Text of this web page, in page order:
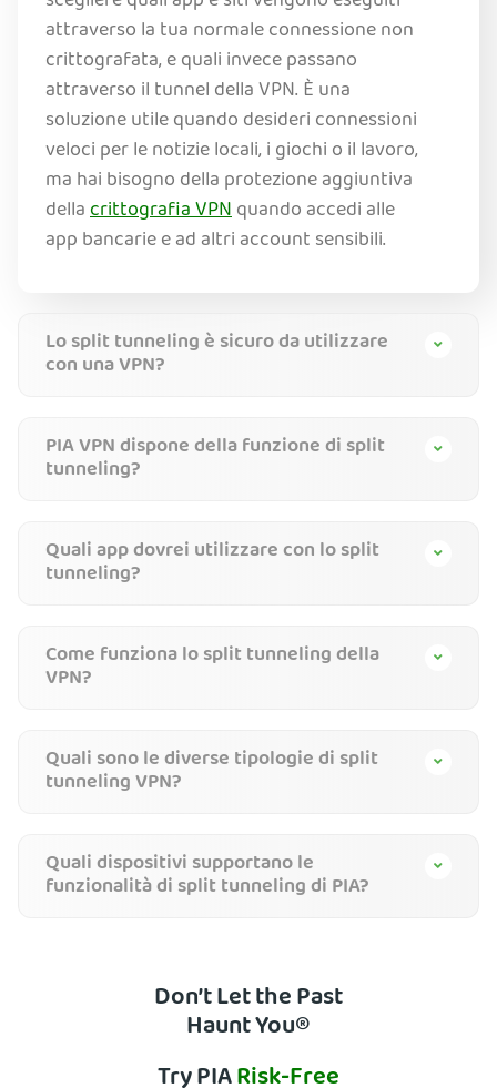
attraverso la tua normale connessione non
crittografata, e quali invece passano
attraverso il tunnel della VPN. È una
soluzione utile quando desideri connessioni
veloci per le notizie locali, i giochi o il lavoro,
ma hai bisogno della protezione aggiuntiva
dellacrittografia VPNquando accedi alle
app bancarie e ad altri account sensibili.
Lo split tunneling è sicuro da utilizzare
con una VPN?
PIA VPN dispone della funzione di split
tunneling?
Quali app dovrei utilizzare con lo split
tunneling?
Come funziona lo split tunneling della
VPN?
Quali sono le diverse tipologie di split
tunneling VPN?
Quali dispositivi supportano le
funzionalità di split tunneling di PIA?
Don’t Let the Past
Haunt You®
Try PIARisk-Free